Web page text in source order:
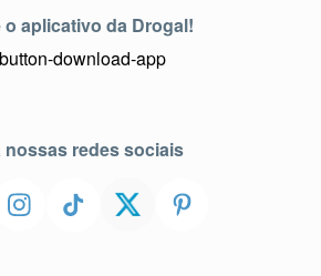
o aplicativo da Drogal!
nossas redes sociais